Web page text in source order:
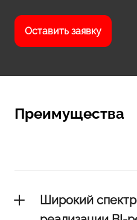
Оставить заявку
Преимущества
Широкий